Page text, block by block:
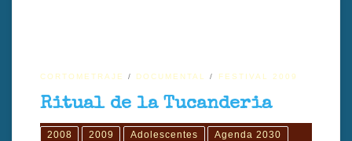
CORTOMETRAJE DOCUMENTAL FESTIVAL 2009
Ritual de la Tucanderia
2008 2009 Adolescentes Agenda 2030